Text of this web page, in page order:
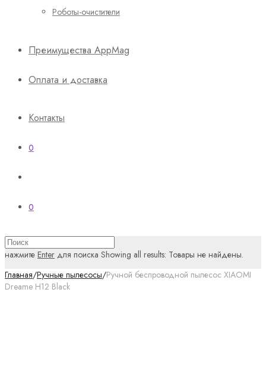
Роботы-очистители
Преимущества AppMag
Оплата и доставка
Контакты
0
0
нажмите Enter для поиска Showing all results: Товары не найдены.
Главная/Ручные пылесосы/Ручной беспроводной пылесос XIAOMI
Dreame H12 Black